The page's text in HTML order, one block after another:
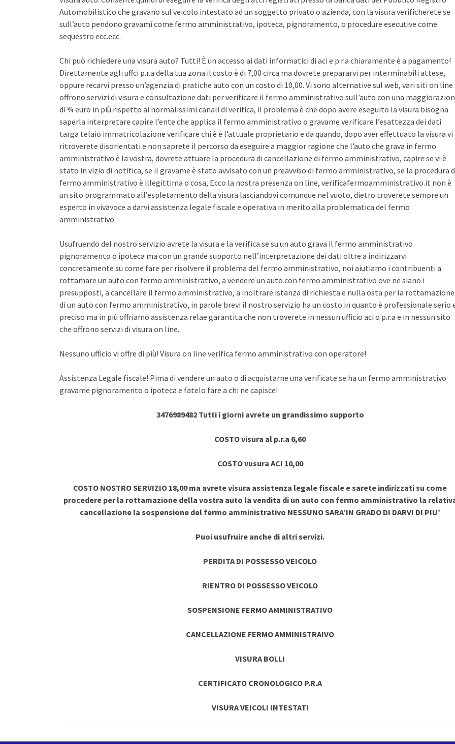
Automobilistico che gravano sul veicolo intestato ad un soggetto privato o azienda, con la visura verificherete se
sull’auto pendono gravami come fermo amministrativo, ipoteca, pignoramento, o procedure esecutive come
sequestro ecc.ecc.
Chi può richiedere una visura auto? Tutti! È un accesso ai dati informatici di aci e p.r.a chiaramente è a pagamento!
Direttamente agli uffci p.r.a della tua zona il costo è di 7,00 circa ma dovrete prepararvi per interminabili attese,
oppure recarvi presso un’agenzia di pratiche auto con un costo di 10,00. Vi sono alternative sul web, vari siti on line
offrono servizi di visura e consultazione dati per verificare il fermo amministrativo sull’auto con una
di ¾ euro in più rispetto ai normalissimi canali di verifica, il problema è che dopo avere eseguito la visura bisogna
saperla interpretare capire l’ente che applica il fermo amministrativo o gravame verificare l’esattezza dei dati
targa telaio immatricolazione verificare chi è è l’attuale proprietario e da quando, dopo aver effettuato la visura vi
ritroverete disorientati e non saprete il percorso da eseguire a maggior ragione che l’auto che grava in fermo
amministrativo è la vostra, dovrete attuare la procedura di cancellazione di fermo amministrativo, capire se vi è
stato in vizio di notifica, se il gravame è stato avvisato con un preavviso di fermo amministrativo, se la procedura
fermo amministrativo è illegittima o cosa, Ecco la nostra presenza on line, verificafermoamministrativo.it non è
un sito programmato all’espletamento della visura lasciandovi comunque nel vuoto, dietro troverete sempre un
esperto in vivavoce a darvi assistenza legale fiscale e operativa in merito alla problematica del fermo
amministrativo.
Usufruendo del nostro servizio avrete la visura e la verifica se su un auto grava il fermo amministrativo
pignoramento o ipoteca ma con un grande supporto nell’interpretazione dei dati oltre a indirizzarvi
concretamente su come fare per risolvere il problema del fermo amministrativo, noi aiutiamo i contribuenti a
rottamare un auto con fermo amministrativo, a vendere un auto con fermo amministrativo ove ne siano i
presupposti, a cancellare il fermo amministrativo, a inoltrare istanza di richiesta e nulla osta per la rottamazione
di un auto con fermo amministrativo, in parole brevi il nostro servizio ha un costo in quanto è professionale serio
preciso ma in più offriamo assistenza relae garantita che non troverete in nessun ufficio aci o p.r.a e in nessun sito
che offrono servizi di visura on line.
Nessuno ufficio vi offre di più! Visura on line verifica fermo amministrativo con operatore!
Assistenza Legale fiscale! Pima di vendere un auto o di acquistarne una verificate se ha un fermo amministrativo
gravame pignoramento o ipoteca e fatelo fare a chi ne capisce!
3476989482 Tutti i giorni avrete un grandissimo supporto
COSTO visura al p.r.a 6,60
COSTO vusura ACI 10,00
COSTO NOSTRO SERVIZIO 18,00 ma avrete visura assistenza legale fiscale e sarete indirizzati su come
procedere per la rottamazione della vostra auto la vendita di un auto con fermo amministrativo la
cancellazione la sospensione del fermo amministrativo NESSUNO SARA’IN GRADO DI DARVI DI PIU’
Puoi usufruire anche di altri servizi.
PERDITA DI POSSESSO VEICOLO
RIENTRO DI POSSESSO VEICOLO
SOSPENSIONE FERMO AMMINISTRATIVO
CANCELLAZIONE FERMO AMMINISTRAIVO
VISURA BOLLI
CERTIFICATO CRONOLOGICO P.R.A
VISURA VEICOLI INTESTATI